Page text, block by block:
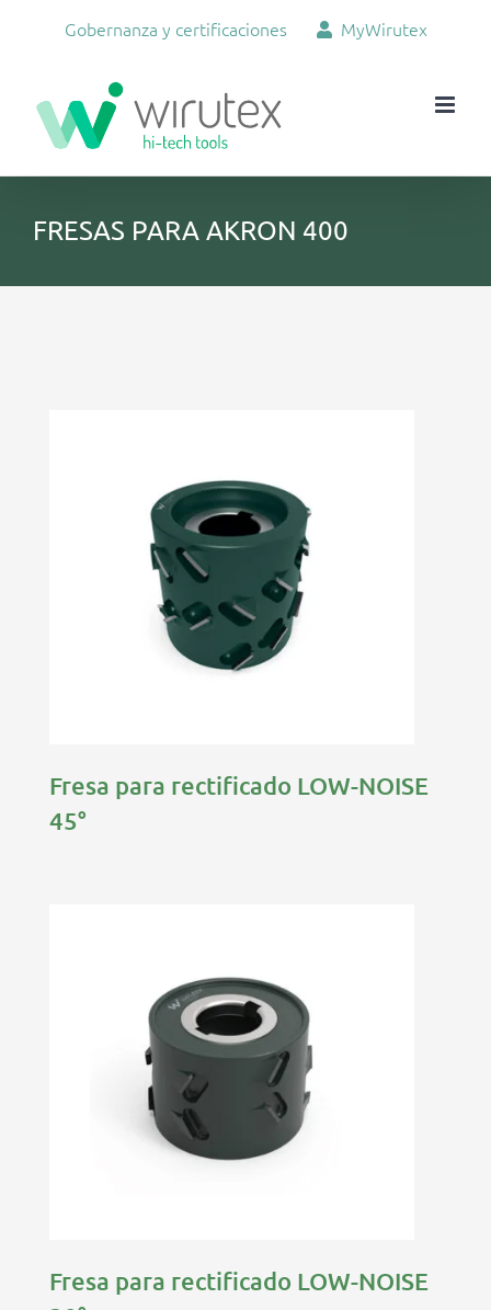
Gobernanza y certificaciones MyWirutex
FRESAS PARA AKRON 400
Fresa para rectificado LOW-NOISE
45°
Fresa para rectificado LOW-NOISE